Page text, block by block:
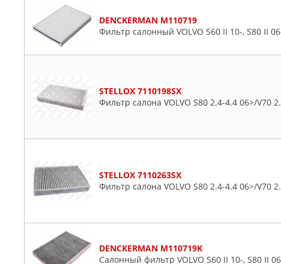
DENCKERMAN M110719
Фильтр салонный VOLVO S60 II 10-, S80 II
STELLOX 7110198SX
Фильтр салона VOLVO S80 2.4-4.4 06>/V70
STELLOX 7110263SX
Фильтр салона VOLVO S80 2.4-4.4 06>/V70
DENCKERMAN M110719K
Салонный фильтр VOLVO S60 II 10-, S80 II